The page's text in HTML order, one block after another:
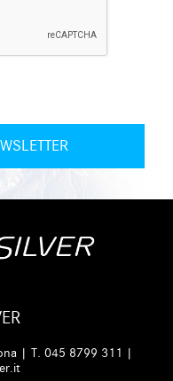
| T.045 8799 311 |